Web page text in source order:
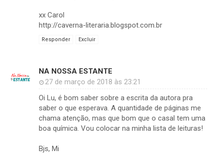
xx Carol
http://caverna-literaria.blogspot.com.br
Responder Excluir
NA NOSSA ESTANTE
27 de março de 2018 às 23:21
Oi Lu, é bom saber sobre a escrita da autora pra
saber o que esperava. A quantidade de páginas me
chama atenção, mas que bom que o casal tem uma
boa química. Vou colocar na minha lista de leituras!
Bjs, Mi